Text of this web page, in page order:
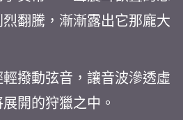
翻騰，漸漸露出它那龐大
撥動弦音，讓音波滲透虛
開的狩獵之中。